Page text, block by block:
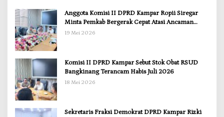
Anggota Komisi II DPRD Kampar Ropii Siregar
Minta Pemkab Bergerak Cepat Atasi Ancaman
Kekosongan Obat demi Wujudkan Kampar Dihati
19 Mei 2026
Komisi II DPRD Kampar Sebut Stok Obat RSUD
Bangkinang Terancam Habis Juli 2026
18 Mei 2026
Sekretaris Fraksi Demokrat DPRD Kampar Rizki